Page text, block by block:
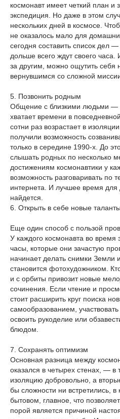
космонавт имеет четкий план и
экспедиция. Но даже в этом
нескольких дней в космосе.
не оказалось мало для
сегодня составить список дел
дольше всего ждут своего часа.
за другим, можно ощутить себя
вернувшимся со сложной
5. Позвонить родным
Общение с близкими людьми —
хватает времени в
сотни раз возрастает в
получили возможность
только в середине 1990-х. До
слышать родных по несколько
достижениям космонавтики у
возможность разговаривать
интернета. И лучшее время для
найдется.
6. Открыть в себе новые таланты
Еще один способ с пользой
У каждого космонавта во время
часы, которые они зачастую
начинает делать снимки Земли
становится фотохудожником.
и с орбиты привозит новые
сочинения. Если чтение и
стоит расширить круг поиска
самообразованием, участвовать
освоить рукоделие или
блюдом.
7. Сохранять оптимизм
Основная разница между
оказался в четырех стенах, — в
изоляцию добровольно, а
бы сложности ни встретились,
бытовом, главное, что
порой является причиной